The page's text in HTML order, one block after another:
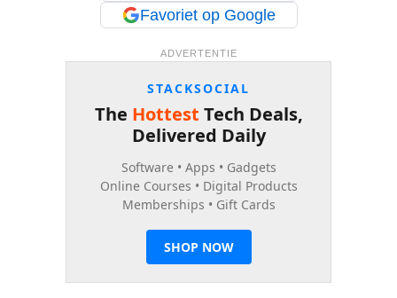
Favoriet op Google
ADVERTENTIE